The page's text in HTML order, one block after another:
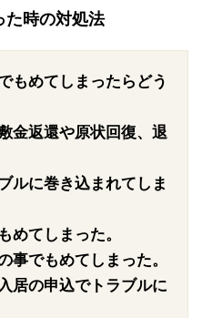
た時の対処法
もめてしまったらどう
金返還や原状回復、退
ルに巻き込まれてしま
めてしまった。
事でもめてしまった。
居の申込でトラブルに